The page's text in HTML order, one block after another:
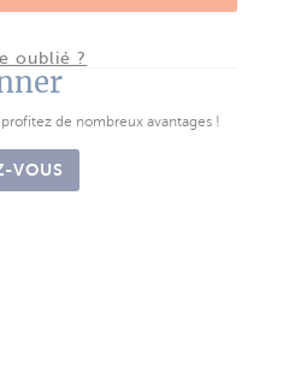
oublié ?
de nombreux avantages !
VOUS